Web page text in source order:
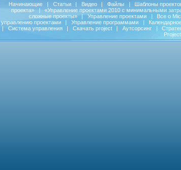
Начинающие | Статьи | Видео | Файлы | Шаблоны
проекта»
| «Управление проектами 2010 с минимальными
сложные проекты»
| Управление проектами | Все о
управлению проектами
| Управление программами |
|
Система управления | Скачать project | Аутсорсинг |